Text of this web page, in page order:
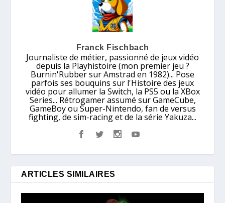
Franck Fischbach
Journaliste de métier, passionné de jeux vidéo
depuis la Playhistoire (mon premier jeu ?
Burnin'Rubber sur Amstrad en 1982)... Pose
parfois ses bouquins sur l'Histoire des jeux
vidéo pour allumer la Switch, la PS5 ou la XBox
Series... Rétrogamer assumé sur GameCube,
GameBoy ou Super-Nintendo, fan de versus
fighting, de sim-racing et de la série Yakuza...
ARTICLES SIMILAIRES